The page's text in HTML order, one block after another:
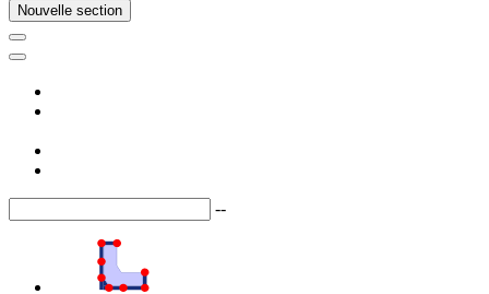
Nouvelle section
--